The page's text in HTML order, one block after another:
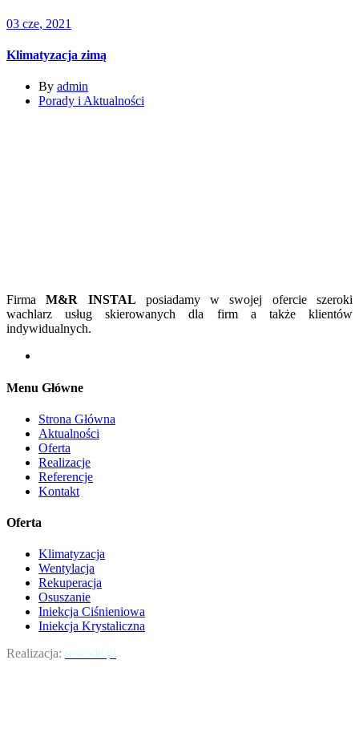
03 cze, 2021
Klimatyzacja zimą
By admin
Porady i Aktualności
FirmaM&R INSTAL posiadamy w swojej ofercie szeroki
wachlarz usług skierowanych dla firm a także klientów
indywidualnych.
Menu Główne
Strona Główna
Aktualności
Oferta
Realizacje
Referencje
Kontakt
Oferta
Klimatyzacja
Wentylacja
Rekuperacja
Osuszanie
Iniekcja Ciśnieniowa
Iniekcja Krystaliczna
Realizacja: rescode.pl